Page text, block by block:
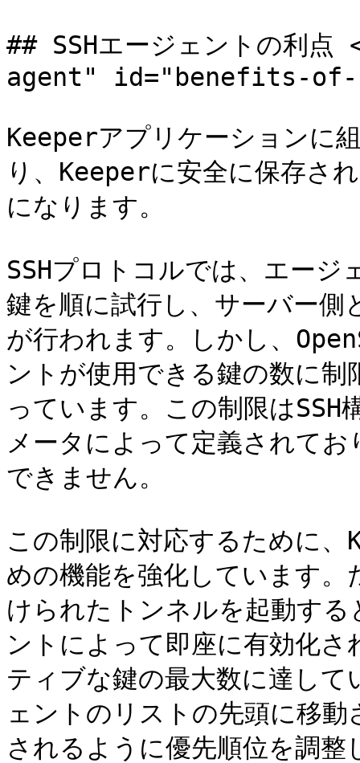
## SSHエージェントの
agent" id="benefits-of-
Keeperアプリケーションに
り、Keeperに安全に保存さ
になります。
SSHプロトコルでは、エー
鍵を順に試行し、サーバー側
が行われます。しかし、
ントが使用できる鍵の数に
っています。この制限は
メータによって定義されて
できません。
この制限に対応するために
めの機能を強化しています
けられたトンネルを起動す
ントによって即座に有効化
ティブな鍵の最大数に達し
ェントのリストの先頭に移
されるように優先順位を調整